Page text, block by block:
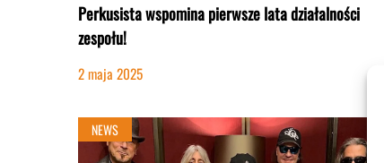
Perkusista wspomina pierwsze lata działalności
zespołu!
2 maja 2025
NEWS